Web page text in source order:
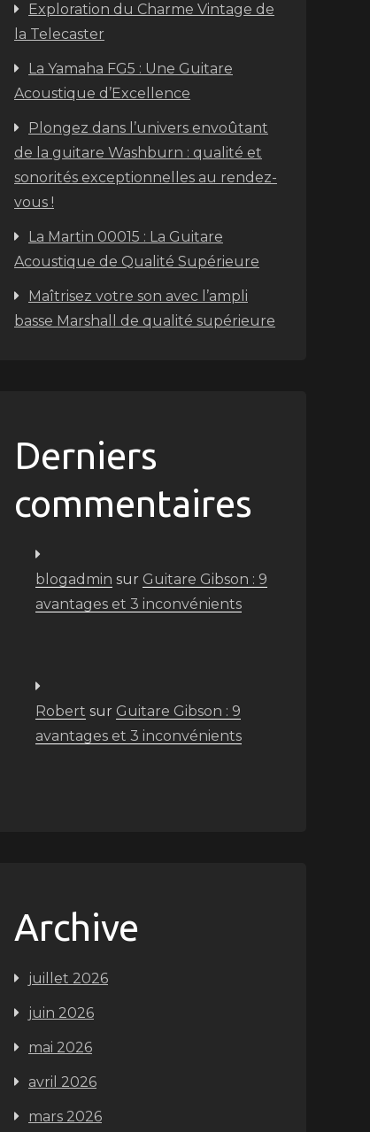
Exploration du Charme Vintage de
la Telecaster
La Yamaha FG5 : Une Guitare
Acoustique d’Excellence
Plongez dans l’univers envoûtant
de la guitare Washburn : qualité et
sonorités exceptionnelles au rendez-
vous !
La Martin 00015 : La Guitare
Acoustique de Qualité Supérieure
Maîtrisez votre son avec l’ampli
basse Marshall de qualité supérieure
Derniers
commentaires
blogadmin sur Guitare Gibson : 9
avantages et 3 inconvénients
Robert sur Guitare Gibson : 9
avantages et 3 inconvénients
Archive
juillet 2026
juin 2026
mai 2026
avril 2026
mars 2026